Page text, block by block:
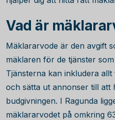
Vad är
Mäklararvode är den avgift
mäklaren för de tjänster
Tjänsterna kan inkludera
och sätta ut annonser till att
budgivningen. I Ragunda
mäklararvodet på omkring